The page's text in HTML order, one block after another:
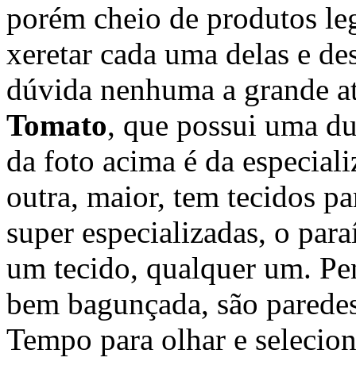
porém cheio de produtos
xeretar cada uma delas e
dúvida nenhuma a grande
Tomato, que possui uma
da foto acima é da
outra, maior, tem tecidos
super especializadas, o
um tecido, qualquer um.
bem bagunçada, são
Tempo para olhar e